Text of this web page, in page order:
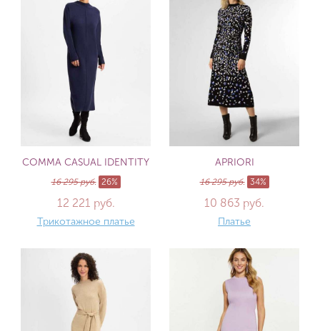
COMMA CASUAL IDENTITY
16 295 руб. 26%
12 221 руб.
Трикотажное платье
APRIORI
16 295 руб. 34%
10 863 руб.
Платье